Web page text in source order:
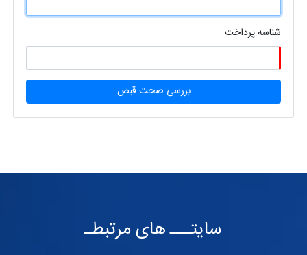
شناسه پرداخت
بررسی صحت قبض
سایتـــ های مرتبطـ